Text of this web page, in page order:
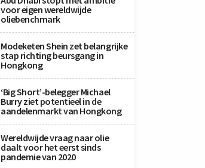
voor eigen wereldwijde
oliebenchmark
Modeketen Shein zet belangrijke
stap richting beursgang in
Hongkong
‘Big Short’-belegger Michael
Burry ziet potentieel in de
aandelenmarkt van Hongkong
Wereldwijde vraag naar olie
daalt voor het eerst sinds
pandemie van 2020